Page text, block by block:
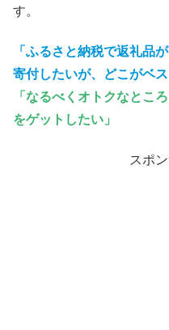
す。
「ふるさと納税で返礼品
寄付したいが、どこがベス
「なるべくオトクなとこ
をゲットしたい」
スポ